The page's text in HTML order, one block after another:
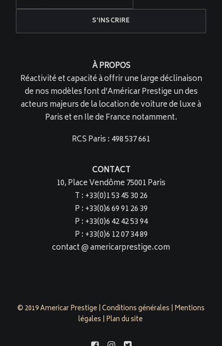
À PROPOS
Réactivité et capacité à offrir une large déclinaison
de nos modèles font d’Américar Prestige un des
acteurs majeurs de la location de voiture de luxe à
Paris et en Ile de France notamment.
RCS Paris : 498 537 661
CONTACT
10, Place Vendôme 75001 Paris
T : +33(0)1 53 45 30 26
P : +33(0)6 69 91 26 39
P : +33(0)6 42 42 53 94
P : +33(0)6 12 07 34 89
contact @ americarprestige.com
© 2019 Americar Prestige |Conditions générales | Mentions
légales | Plan du site